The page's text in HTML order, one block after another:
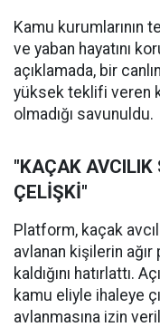
Kamu kurumlarının
ve yaban hayatını
açıklamada, bir
yüksek teklifi veren
olmadığı savunuldu.
"KAÇAK AVCILIK
ÇELİŞKİ"
Platform, kaçak
avlanan kişilerin ağır
kaldığını hatırlattı.
kamu eliyle ihaleye
avlanmasına izin